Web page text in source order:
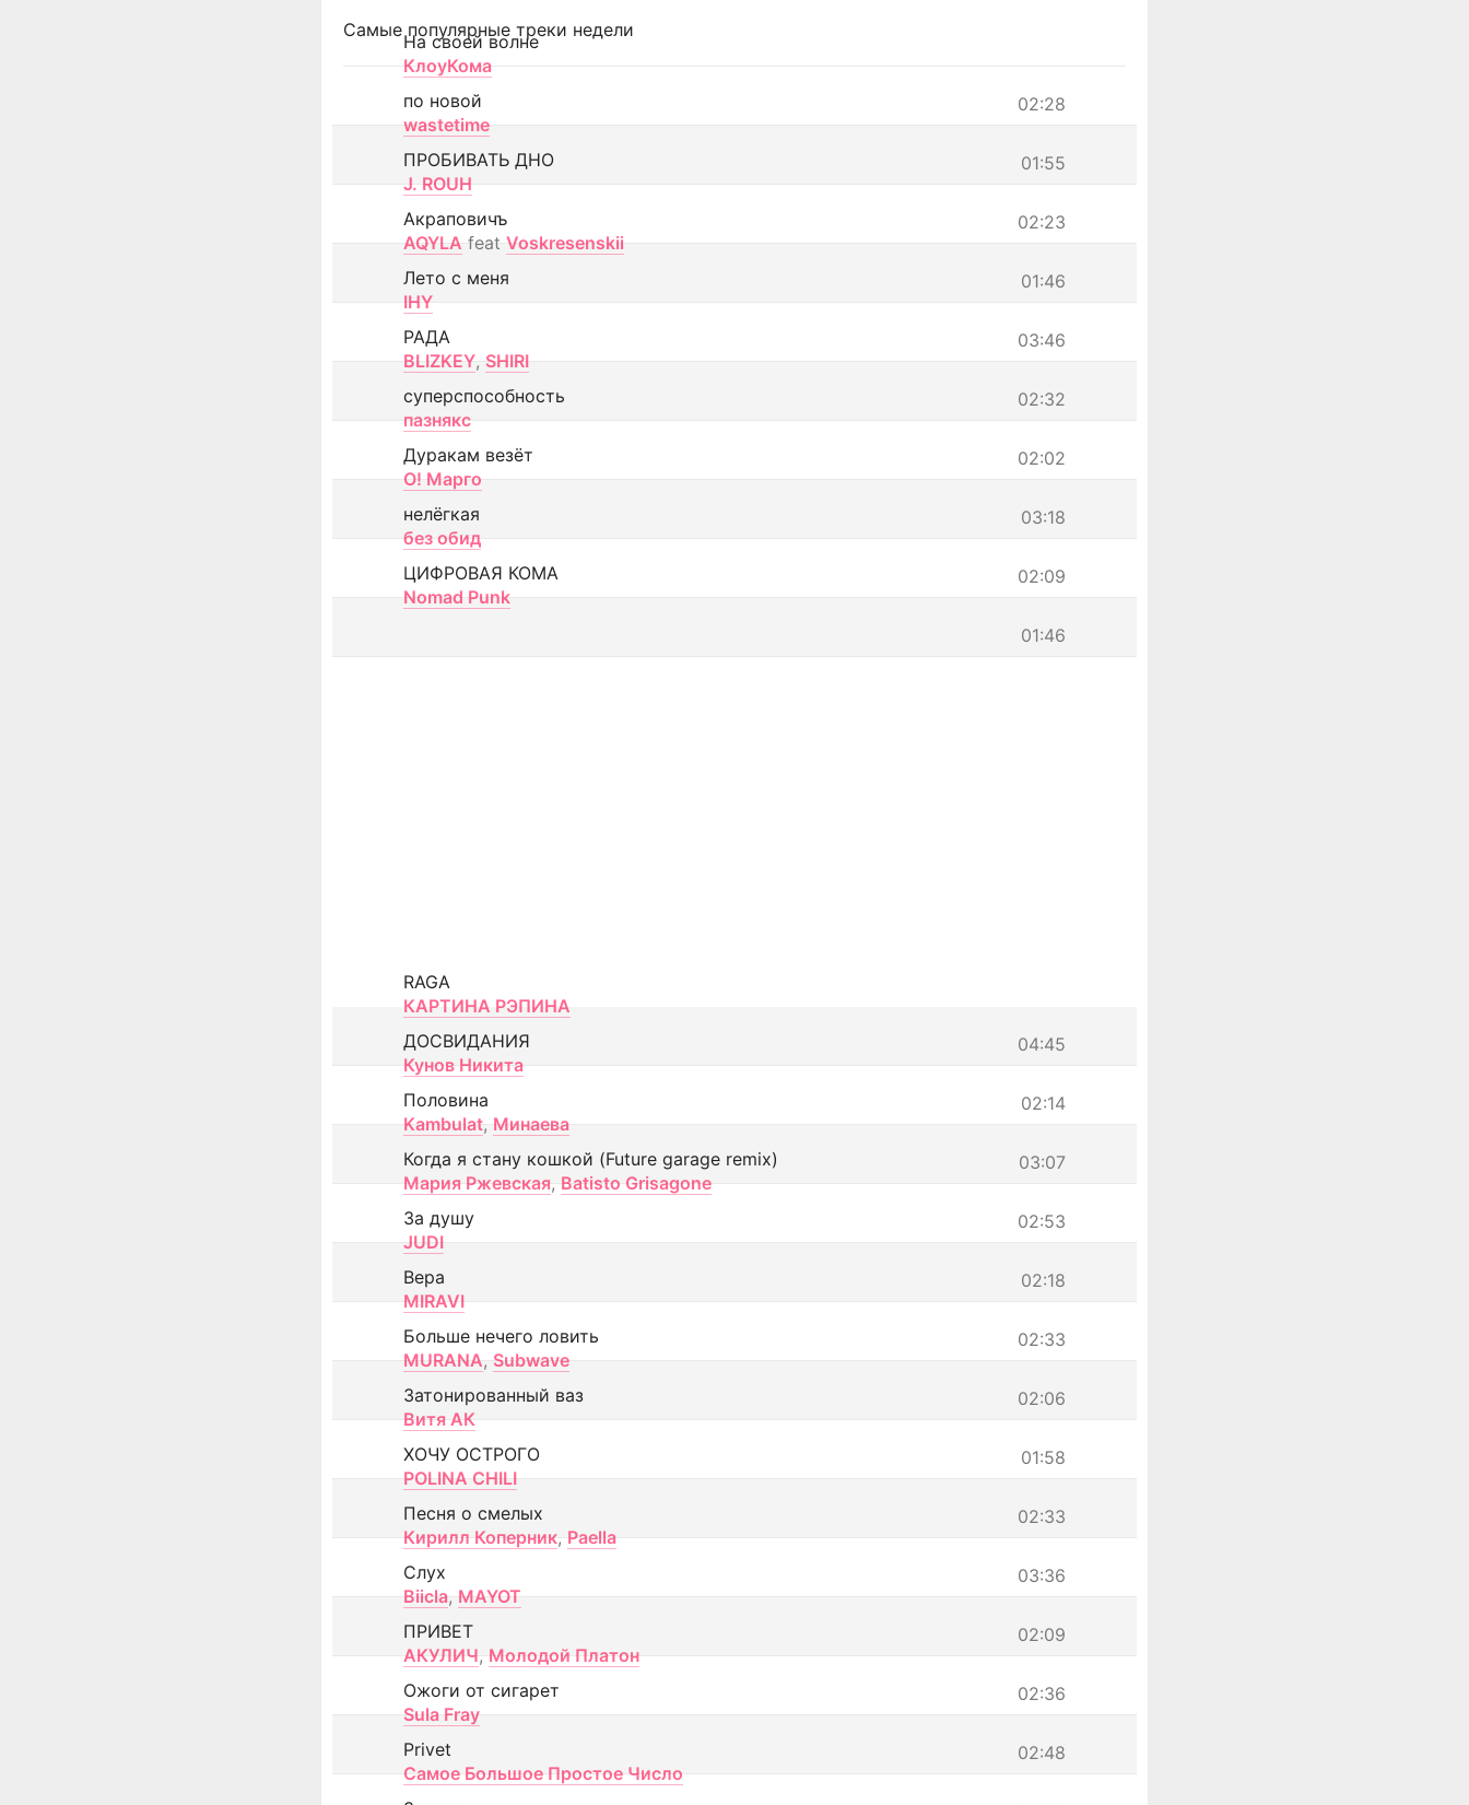
Самые популярные треки недели
На своей волне
КлоуКома
02:28
по новой
wastetime
01:55
ПРОБИВАТЬ ДНО
J. ROUH
02:23
Акраповичъ
AQYLA feat Voskresenskii
01:46
Лето с меня
IHY
03:46
РАДА
BLIZKEY, SHIRI
02:32
суперспособность
пазнякс
02:02
Дуракам везёт
О! Марго
03:18
нелёгкая
без обид
02:09
ЦИФРОВАЯ КОМА
Nomad Punk
01:46
RAGA
КАРТИНА РЭПИНА
04:45
ДОСВИДАНИЯ
Кунов Никита
02:14
Половина
Kambulat, Минаева
03:07
Когда я стану кошкой (Future garage remix)
Мария Ржевская, Batisto Grisagone
02:53
За душу
JUDI
02:18
Вера
MIRAVI
02:33
Больше нечего ловить
MURANA, Subwave
02:06
Затонированный ваз
Витя АК
01:58
ХОЧУ ОСТРОГО
POLINA CHILI
02:33
Песня о смелых
Кирилл Коперник, Paella
03:36
Слух
Biicla, MAYOT
02:09
ПРИВЕТ
АКУЛИЧ, Молодой Платон
02:36
Ожоги от сигарет
Sula Fray
02:48
Privet
Самое Большое Простое Число